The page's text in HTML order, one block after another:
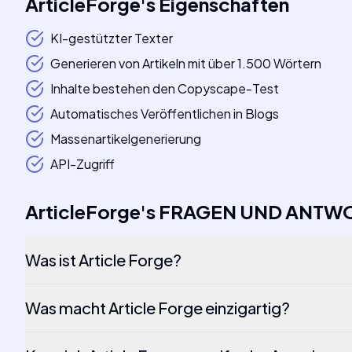
KI-gestützter Texter
Generieren von Artikeln mit über 1.500 Wörtern
Inhalte bestehen den Copyscape-Test
Automatisches Veröffentlichen in Blogs
Massenartikelgenerierung
API-Zugriff
ArticleForge's FRAGEN UND
Was ist Article Forge?
Was macht Article Forge einzigartig?